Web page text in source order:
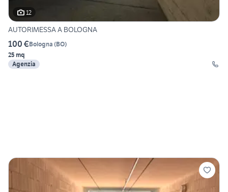
12
AUTORIMESSA A BOLOGNA
100 €Bologna (BO)
25 mq
Agenzia